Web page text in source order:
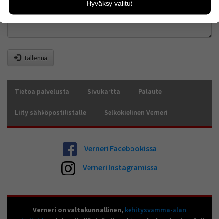
Tallenna
Tietoa palvelusta Sivukartta Palaute
Liity sähköpostilistalle Selkokielinen Verneri
Verneri Facebookissa
Verneri Instagramissa
Verneri on valtakunnallinen, kehitysvamma-alan
kävijämääristä ja siitä, mitä sivuja käytetään ja miten
sivuilla liikutaan. Emme kuitenkaan kerää
henkilötietoja kuten nimiä, eikä tietoja voi yhdistää
Hyväksy valitut